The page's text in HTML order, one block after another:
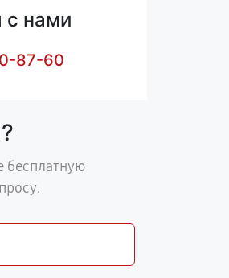
с нами
87-60
бесплатную